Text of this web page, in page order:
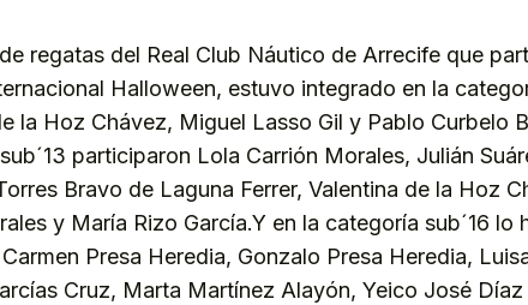
regatas del Real Club Náutico de Arrecife que
Halloween, estuvo integrado en la
la Hoz Chávez, Miguel Lasso Gil y Pablo Curbelo
participaron Lola Carrión Morales, Julián
Bravo de Laguna Ferrer, Valentina de la Hoz
y María Rizo García.Y en la categoría sub´16 lo
Presa Heredia, Gonzalo Presa Heredia,
Cruz, Marta Martínez Alayón, Yeico José